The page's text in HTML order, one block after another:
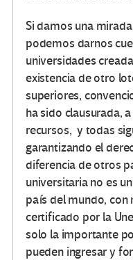
Si damos una
podemos darnos
universidades
existencia de otro
superiores,
ha sido clausurada,
recursos, y todas
garantizando el
diferencia de otros
universitaria no es
país del mundo,
certificado por la
solo la importante
pueden ingresar y